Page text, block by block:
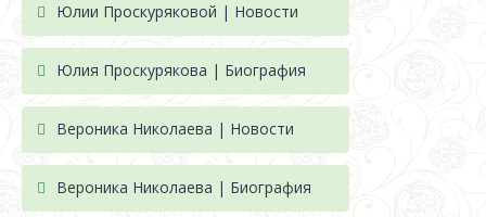
Юлии Проскуряковой | Новости
Юлия Проскурякова | Биография
Вероника Николаева | Новости
Вероника Николаева | Биография